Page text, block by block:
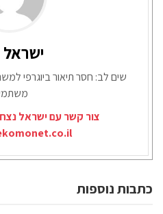
שים לב: חסר תיאור ביוגרפי
צור קשר עם ישראל
כתבות נוספות